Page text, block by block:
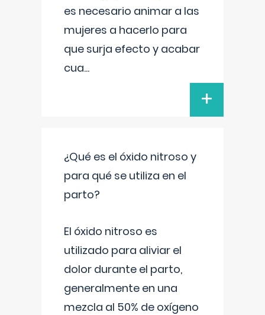
es necesario animar a las
mujeres a hacerlo para
que surja efecto y acabar
cua...
+
¿Qué es el óxido nitroso y
para qué se utiliza en el
parto?
El óxido nitroso es
utilizado para aliviar el
dolor durante el parto,
generalmente en una
mezcla al 50% de oxígeno